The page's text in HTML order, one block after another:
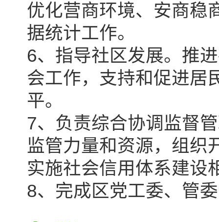
优化营商环境、安商稳
据统计工作。
6、指导社区发展。推
会工作，支持和促进居
平。
7、负责综合协调监督
监管力量和资源，组织
实施社会信用体系建设
8、完成区党工委、管